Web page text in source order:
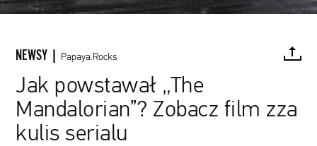
NEWSY | Papaya.Rocks
Jak powstawał „The
Mandalorian”? Zobacz film zza
kulis serialu